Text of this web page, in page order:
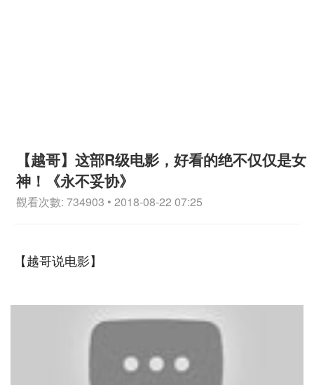
【越哥】这部R级电影，好看的绝不仅仅是女
神！《永不妥协》
觀看次數: 734903 • 2018-08-22 07:25
【越哥说电影】